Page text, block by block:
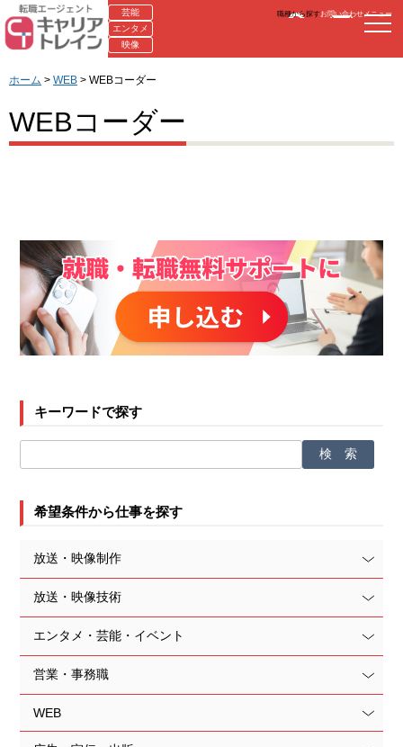
芸能
エンタメ
映像
職種から探すお問い合わせメニュー
ホーム > WEB > WEBコーダー
WEBコーダー
キーワードで探す
希望条件から仕事を探す
放送・映像制作
放送・映像技術
エンタメ・芸能・イベント
営業・事務職
WEB